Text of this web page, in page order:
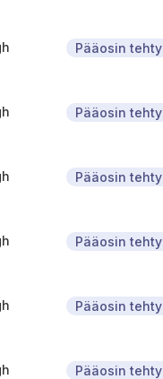
Pääosin tehty
Pääosin tehty
Pääosin tehty
Pääosin tehty
Pääosin tehty
Pääosin tehty